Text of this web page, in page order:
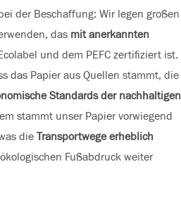
der Beschaffung: Wir legen großen
das mit anerkannten
und dem PEFC zertifiziert ist.
das Papier aus Quellen stammt, die
Standards der nachhaltigen
stammt unser Papier vorwiegend
die Transportwege erheblich
Fußabdruck weiter